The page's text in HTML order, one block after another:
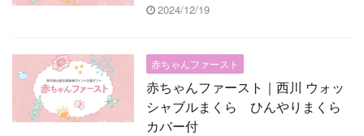
2024/12/19
赤ちゃんファースト
赤ちゃんファースト｜西川 ウォッ
シャブルまくら ひんやりまくら
カバー付